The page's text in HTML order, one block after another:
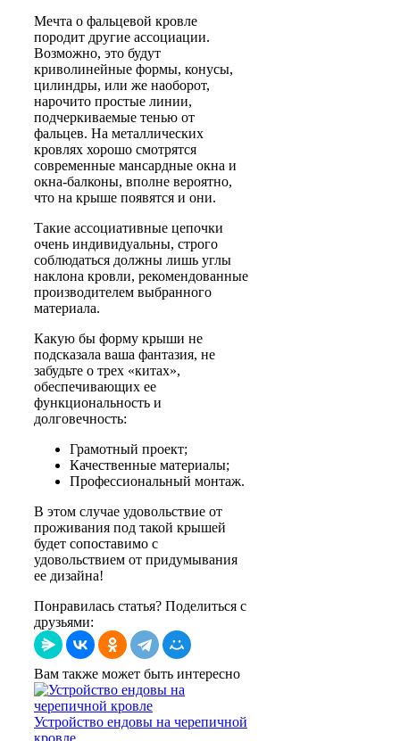
Мечта о фальцевой кровле
породит другие ассоциации.
Возможно, это будут
криволинейные формы, конусы,
цилиндры, или же наоборот,
нарочито простые линии,
подчеркиваемые тенью от
фальцев. На металлических
кровлях хорошо смотрятся
современные мансардные окна и
окна-балконы, вполне вероятно,
что на крыше появятся и они.
Такие ассоциативные цепочки
очень индивидуальны, строго
соблюдаться должны лишь углы
наклона кровли, рекомендованные
производителем выбранного
материала.
Какую бы форму крыши не
подсказала ваша фантазия, не
забудьте о трех «китах»,
обеспечивающих ее
функциональность и
долговечность:
Грамотный проект;
Качественные материалы;
Профессиональный монтаж.
В этом случае удовольствие от
проживания под такой крышей
будет сопоставимо с
удовольствием от придумывания
ее дизайна!
Понравилась статья? Поделиться с
друзьями:
Вам также может быть интересно
Устройство ендовы на черепичной